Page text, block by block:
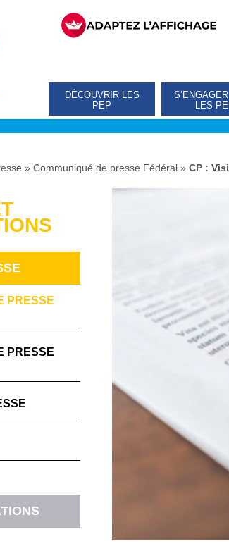
DÉCOUVRIR LES
PEP
LES
» Communiqué de presse Fédéral » CP :
PRESSE
PRESSE